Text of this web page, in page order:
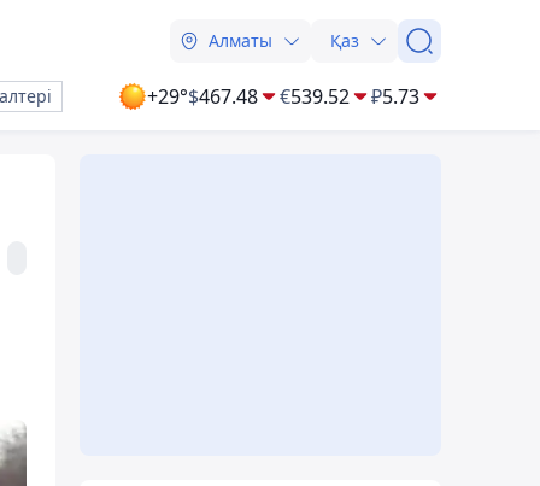
Алматы Қаз
+29°$467.48 €539.52 ₽5.73